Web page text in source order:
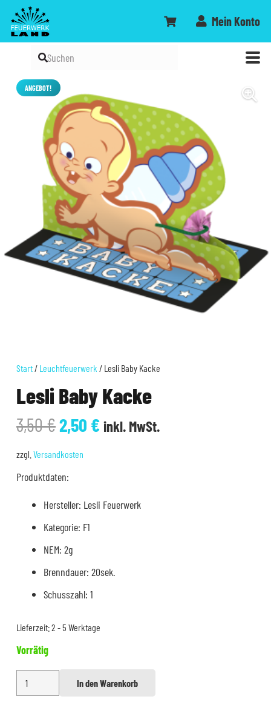
Mein Konto
ANGEBOT!
Start/ Leuchtfeuerwerk / Lesli Baby Kacke
Lesli Baby Kacke
3,50€Ursprünglicher
Preis
war:
3,50 €
2,50 €Aktueller
inkl. MwSt.
zzgl. Versandkosten
Produktdaten:
Hersteller: Lesli Feuerwerk
Kategorie: F1
NEM: 2g
Brenndauer: 20sek.
Schusszahl: 1
Lieferzeit:2 - 5 Werktage
Vorrätig
Lesli
Baby
In den Warenkorb
Alternative: